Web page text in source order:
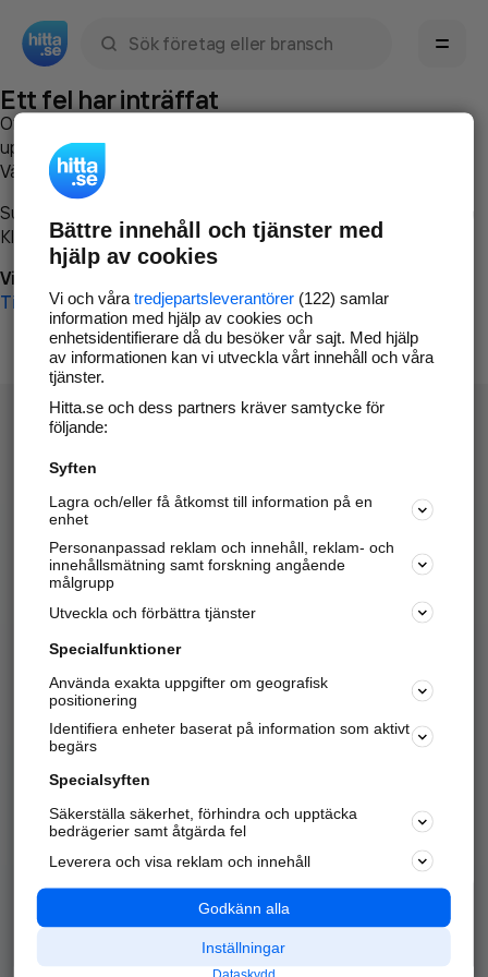
Ett fel har inträffat
Om du vill kan du
uppstod så att vi lättare och snabbare kan avhjälpa det.
Vänligen försök med följande:
Surfa till
Klicka påTillbaka-knappen i webbläsaren och försök igen
Vi beklagar besväret!
Till startsidan
Hitta.se - Gratis nummerupplysning.
Sök företag, personer och platser.
Hitta telefonnummer, adresser, företagsinfo mm.
Marknadsför företaget
Kom igång och annonsera mot
samarbetspartners nära dig.
Alla kategorier
Populära sökningar
API & Kartor
Annonsera
Integritet
Nödnummer
Bättre innehåll och tjänster med
hjälp av cookies
Vi och våra tredjepartsleverantörer(122) samlar
information med hjälp av cookies och
enhetsidentifierare då du besöker vår sajt. Med hjälp
av informationen kan vi utveckla vårt innehåll och våra
tjänster.
Hitta.se och dess partners kräver samtycke för
följande:
Syften
Lagra och/eller få åtkomst till information på en
enhet
Personanpassad reklam och innehåll, reklam- och
innehållsmätning samt forskning angående
målgrupp
Utveckla och förbättra tjänster
Specialfunktioner
Använda exakta uppgifter om geografisk
positionering
Identifiera enheter baserat på information som aktivt
begärs
Specialsyften
Säkerställa säkerhet, förhindra och upptäcka
bedrägerier samt åtgärda fel
Leverera och visa reklam och innehåll
Godkänn alla
Inställningar
Dataskydd